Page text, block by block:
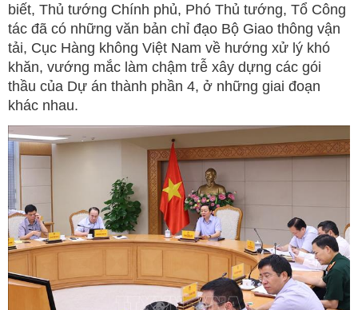
biết, Thủ tướng Chính phủ, Phó Thủ tướng, Tổ Công
tác đã có những văn bản chỉ đạo Bộ Giao thông vận
tải, Cục Hàng không Việt Nam về hướng xử lý khó
khăn, vướng mắc làm chậm trễ xây dựng các gói
thầu của Dự án thành phần 4, ở những giai đoạn
khác nhau.